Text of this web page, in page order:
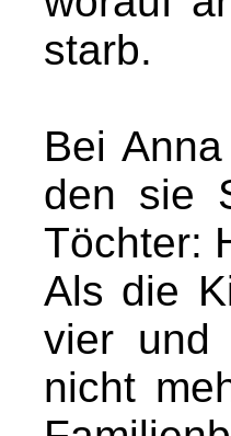
starb.
Bei
den sie
Töchter:
Als die
vier und
nicht